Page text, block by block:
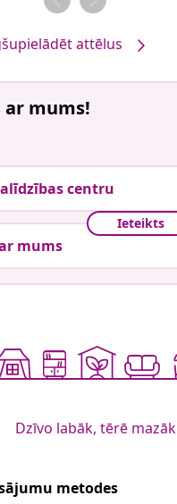
attēlus
ar mums!
centru
Ieteikts
mums
Dzīvo labāk, tērē mazāk
metodes